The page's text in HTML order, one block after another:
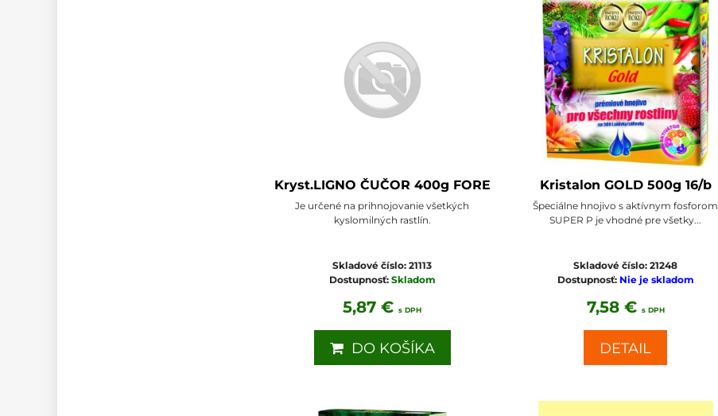
Kryst.LIGNO ČUČOR 400g FORE
Je určené na prihnojovanie všetkých
kyslomilných rastlín.
Skladové číslo:21113
Dostupnosť: Skladom
5,87 €s DPH
DO KOŠÍKA
Kristalon GOLD 500g 16/b
Špeciálne hnojivo s aktívnym fosforom
SUPER P je vhodné pre všetky...
Skladové číslo:21248
Dostupnosť: Nie je skladom
7,58 € s DPH
DETAIL